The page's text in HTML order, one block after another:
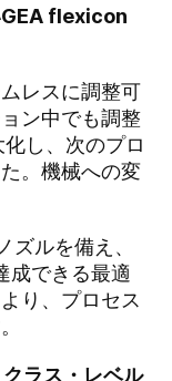
GEA flexicon
レスに調整可
ン中でも調整
し、次のプロ
。機械への変
ルを備え、
成できる最適
り、プロセス
ラス・レベル